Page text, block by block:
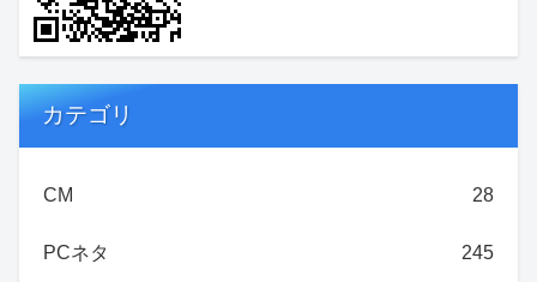
カテゴリ
CM 28
PCネタ 245